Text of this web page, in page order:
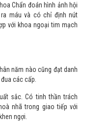
Chẩn đoán hình ảnh hội
máu và có chỉ định nút
với khoa ngoại tim mạch
năm nào cũng đạt danh
các cấp.
sắc. Có tinh thần trách
nhã trong giao tiếp với
ngợi.